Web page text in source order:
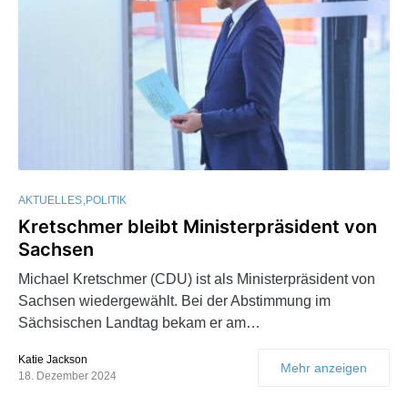
AKTUELLES POLITIK
Kretschmer bleibt Ministerpräsident von
Sachsen
Michael Kretschmer (CDU) ist als Ministerpräsident von
Sachsen wiedergewählt. Bei der Abstimmung im
Sächsischen Landtag bekam er am…
Katie Jackson
18. Dezember 2024
Mehr anzeigen